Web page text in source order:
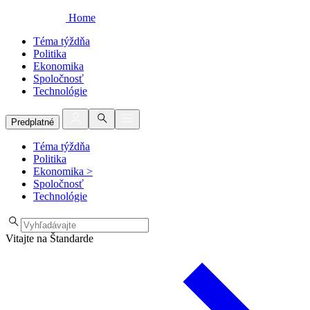
Home
Téma týždňa
Politika
Ekonomika
Spoločnosť
Technológie
Predplatné
Téma týždňa
Politika
Ekonomika >
Spoločnosť
Technológie
Vitajte na Štandarde